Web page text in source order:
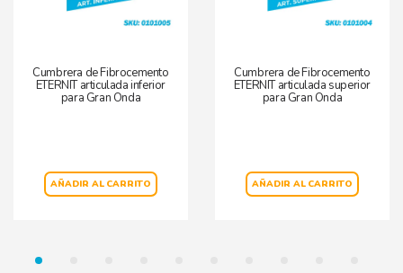
Cumbrera de Fibrocemento
ETERNIT articulada inferior
para Gran Onda
AÑADIR AL CARRITO
Cumbrera de Fibrocemento
ETERNIT articulada superior
para Gran Onda
AÑADIR AL CARRITO